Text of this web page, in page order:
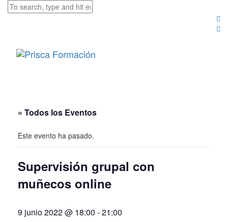
« Todos los Eventos
Este evento ha pasado.
Supervisión grupal con
muñecos online
9 junio 2022 @ 18:00 -21:00